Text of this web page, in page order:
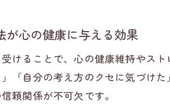
カウ
カウ
が心の健康に与える効果
けることで、心の健康維持やス
「自分の考え方のクセに気づけ
頼関係が不可欠です。